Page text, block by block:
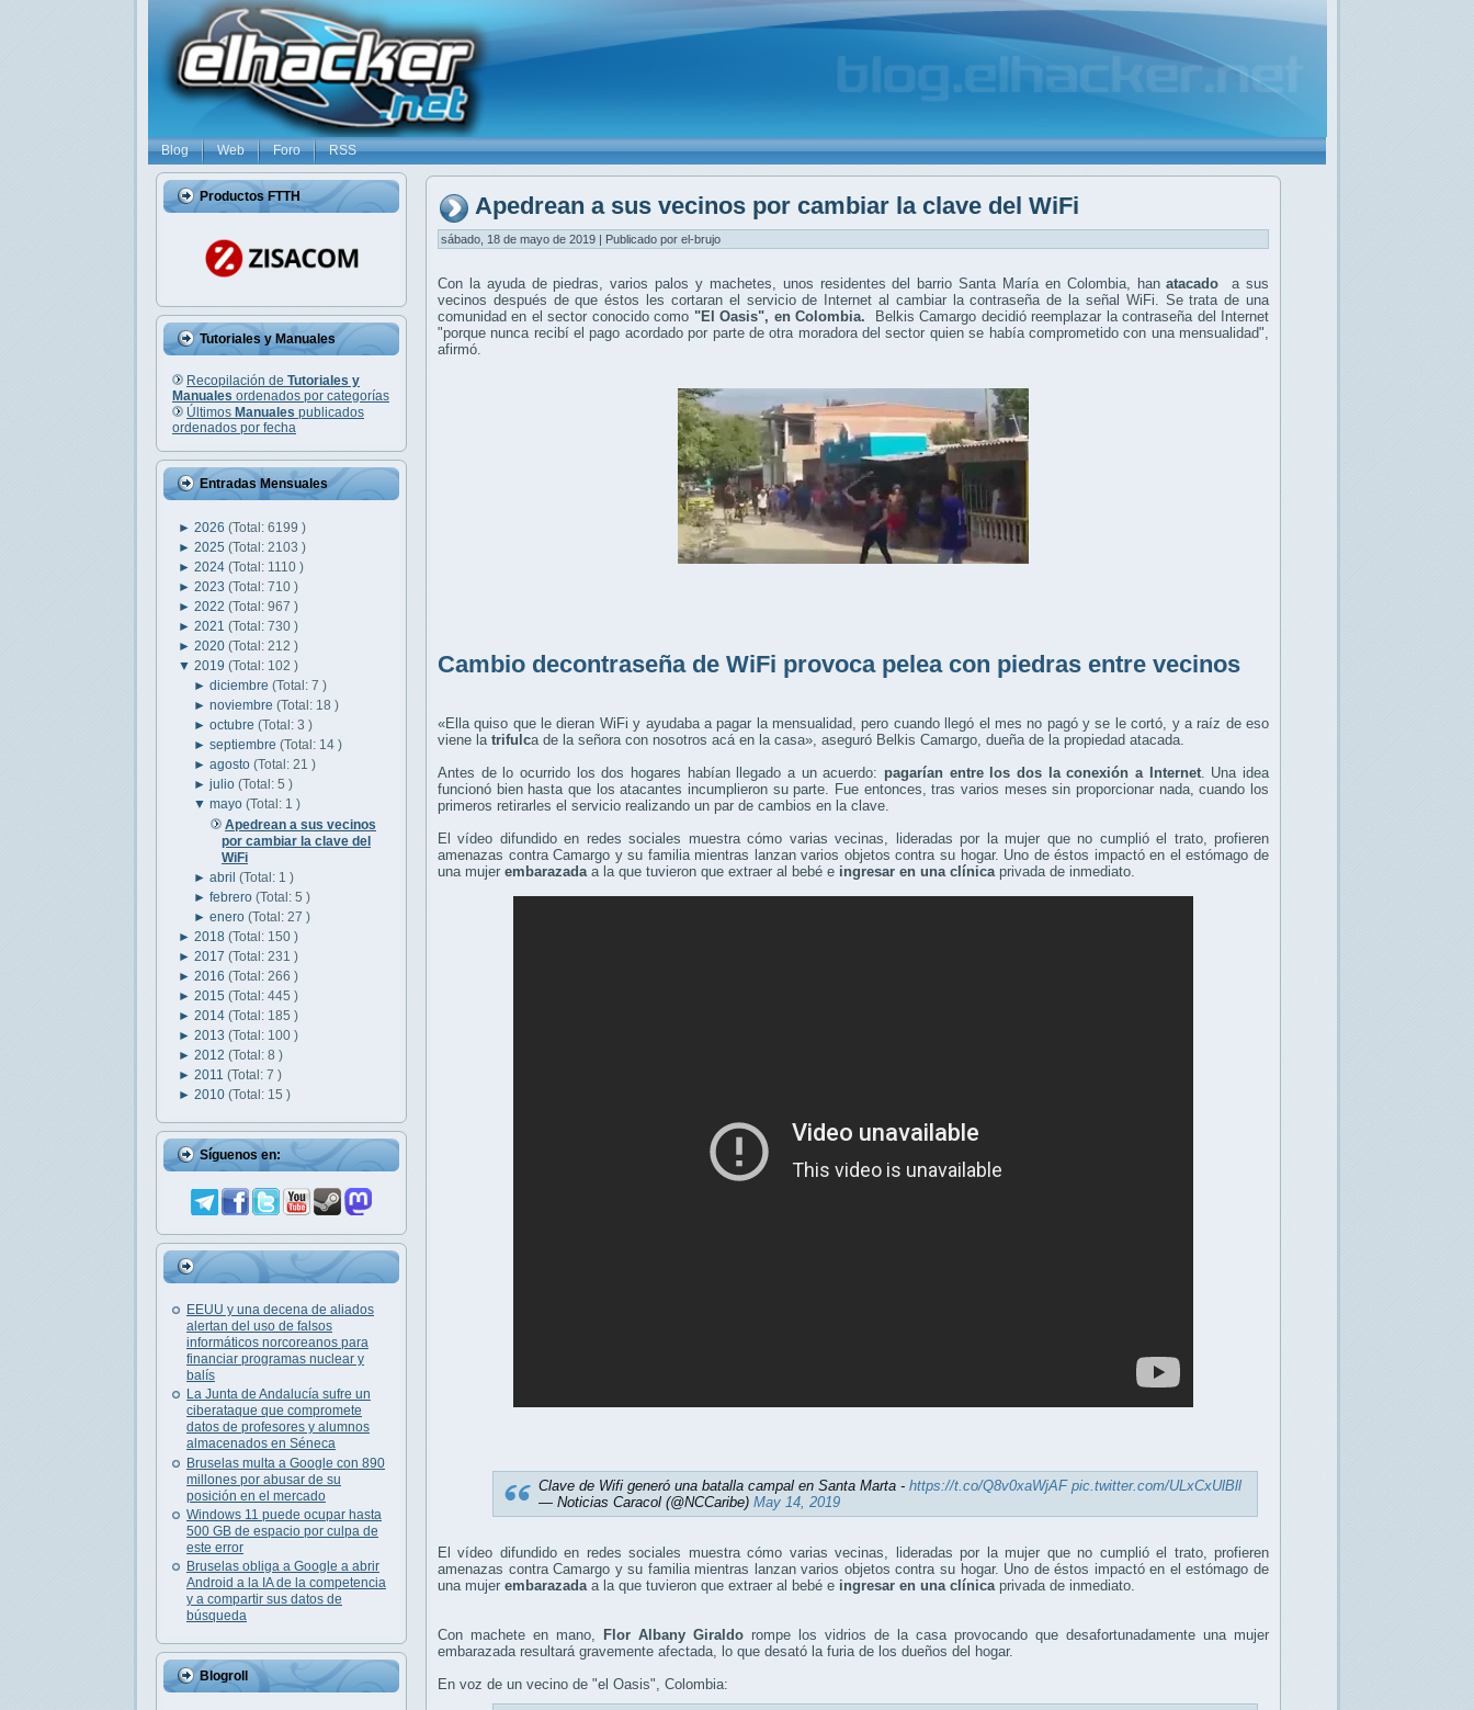
Blog Web Foro RSS
Productos FTTH
Tutoriales y Manuales
Recopilación de Tutoriales y
Manuales ordenados por categorías
Últimos Manuales publicados
ordenados por fecha
Entradas Mensuales
► 2026 (Total: 6199 )
► 2025 (Total: 2103 )
► 2024 (Total: 1110 )
► 2023 (Total: 710 )
► 2022 (Total: 967 )
► 2021 (Total: 730 )
► 2020 (Total: 212 )
▼ 2019 (Total: 102 )
►diciembre(Total: 7 )
►noviembre(Total: 18 )
►octubre(Total: 3 )
►septiembre(Total: 14 )
►agosto(Total: 21 )
►julio(Total: 5 )
▼mayo(Total: 1 )
Apedrean a sus vecinos
por cambiar la clave del
WiFi
►abril(Total: 1 )
►febrero(Total: 5 )
►enero(Total: 27 )
► 2018 (Total: 150 )
► 2017 (Total: 231 )
► 2016 (Total: 266 )
► 2015 (Total: 445 )
► 2014 (Total: 185 )
► 2013 (Total: 100 )
► 2012 (Total: 8 )
► 2011 (Total: 7 )
► 2010 (Total: 15 )
Síguenos en:
EEUU y una decena de aliados
alertan del uso de falsos
informáticos norcoreanos para
financiar programas nuclear y
balís
La Junta de Andalucía sufre un
ciberataque que compromete
datos de profesores y alumnos
almacenados en Séneca
Bruselas multa a Google con 890
millones por abusar de su
posición en el mercado
Windows 11 puede ocupar hasta
500 GB de espacio por culpa de
este error
Bruselas obliga a Google a abrir
Android a la IA de la competencia
y a compartir sus datos de
búsqueda
Blogroll
Apedrean a sus vecinos por cambiar la clave del WiFi
sábado, 18 de mayo de 2019 | Publicado por el-brujo
Con la ayuda de piedras, varios palos y machetes, unos residentes del barrio Santa María en Colombia, hanatacado
a sus
vecinos después de que éstos les cortaran el servicio de Internet al cambiar la contraseña de la señal WiFi. Se trata de una
comunidad en el sector conocido como "El Oasis", en Colombia.
Belkis Camargo decidió reemplazar la contraseña del Internet
"porque nunca recibí el pago acordado por parte de otra moradora del sector quien se había comprometido con una mensualidad",
afirmó.
Cambio decontraseña de WiFi provoca pelea con piedras entre vecinos
«Ella quiso que le dieran WiFi y ayudaba a pagar la mensualidad, pero cuando llegó el mes no pagó y se le cortó, y a raíz de eso
viene la trifulca de la señora con nosotros acá en la casa», aseguró Belkis Camargo, dueña de la propiedad atacada.
Antes de lo ocurrido los dos hogares habían llegado a un acuerdo: pagarían entre los dos la conexión a Internet. Una idea
funcionó bien hasta que los atacantes incumplieron su parte. Fue entonces, tras varios meses sin proporcionar nada, cuando los
primeros retirarles el servicio realizando un par de cambios en la clave.
El vídeo difundido en redes sociales muestra cómo varias vecinas, lideradas por la mujer que no cumplió el trato, profieren
amenazas contra Camargo y su familia mientras lanzan varios objetos contra su hogar. Uno de éstos impactó en el estómago de
una mujer embarazadaa la que tuvieron que extraer al bebé e ingresar en una clínicaprivada de inmediato.
Clave de Wifi generó una batalla campal en Santa Marta - https://t.co/Q8v0xaWjAF pic.twitter.com/ULxCxUlBll
— Noticias Caracol (@NCCaribe) May 14, 2019
El vídeo difundido en redes sociales muestra cómo varias vecinas, lideradas por la mujer que no cumplió el trato, profieren
amenazas contra Camargo y su familia mientras lanzan varios objetos contra su hogar. Uno de éstos impactó en el estómago de
una mujer embarazadaa la que tuvieron que extraer al bebé e ingresar en una clínicaprivada de inmediato.
Con machete en mano, Flor Albany Giraldo rompe los vidrios de la casa provocando que desafortunadamente una mujer
embarazada resultará gravemente afectada, lo que desató la furia de los dueños del hogar.
En voz de un vecino de "el Oasis", Colombia: